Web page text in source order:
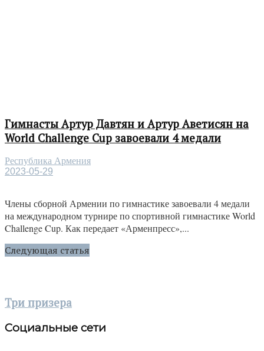
Гимнасты Артур Давтян и Артур Аветисян на
World Challenge Cup завоевали 4 медали
Республика Армения
2023-05-29
Члены сборной Армении по гимнастике завоевали 4 медали
на международном турнире по спортивной гимнастике World
Challenge Cup. Как передает «Арменпресс»,...
Следующая статья
Три призера
Социальные сети